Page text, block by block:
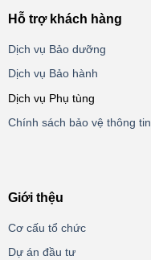
Hỗ trợ khách hàng
Dịch vụ Bảo dưỡng
Dịch vụ Bảo hành
Dịch vụ Phụ tùng
Chính sách bảo vệ thông tin
Giới thệu
Cơ cấu tổ chức
Dự án đầu tư